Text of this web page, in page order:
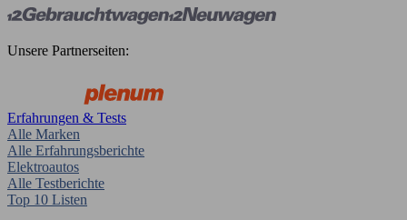
Unsere Partnerseiten:
Erfahrungen & Tests
Alle Marken
Alle Erfahrungsberichte
Elektroautos
Alle Testberichte
Top 10 Listen